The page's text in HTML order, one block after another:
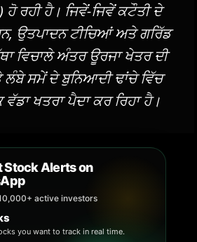
ਰਹੀ ਹੈ। ਜਿਵੇਂ-ਜਿਵੇਂ ਕਟੌਤੀ ਦੇ
ਉਤਪਾਦਨ ਟੀਚਿਆਂ ਅਤੇ ਗਰਿੱਡ
ਵਿਚਾਲੇ ਅੰਤਰ ਊਰਜਾ ਖੇਤਰ ਦੀ
ਲੰਬੇ ਸਮੇਂ ਦੇ ਬੁਨਿਆਦੀ ਢਾਂਚੇ ਵਿੱਚ
ਖਤਰਾ ਪੈਦਾ ਕਰ ਰਿਹਾ ਹੈ।
Stock Alerts on
active investors
you want to track in real time.